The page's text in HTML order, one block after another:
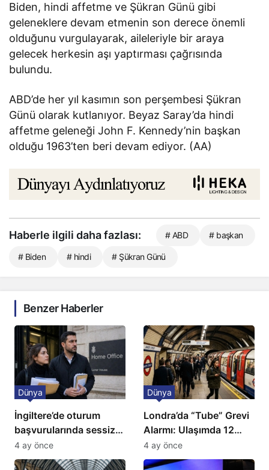
Biden, hindi affetme ve Şükran Günü gibi
geleneklere devam etmenin son derece önemli
olduğunu vurgulayarak, aileleriyle bir araya
gelecek herkesin aşı yaptırması çağrısında
bulundu.
ABD’de her yıl kasımın son perşembesi Şükran
Günü olarak kutlanıyor. Beyaz Saray’da hindi
affetme geleneği John F. Kennedy’nin başkan
olduğu 1963’ten beri devam ediyor. (AA)
Haberle ilgili daha fazlası: # ABD # başkan
# Biden # hindi # Şükran Günü
Benzer Haberler
İngiltere’de oturum
başvurularında sessiz
kriz: Büyükelçilikten
açıklama!
Dünya
4 ay önce
Londra’da “Tube” Grevi
Alarmı: Ulaşımda 12
Günlük Kaos Kapıda
Dünya
4 ay önce